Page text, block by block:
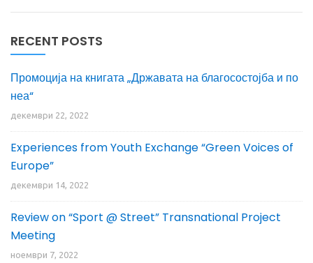
RECENT POSTS
Промоција на книгата „Државата на благосостојба и по
неа“
декември 22, 2022
Experiences from Youth Exchange “Green Voices of
Europe”
декември 14, 2022
Review on “Sport @ Street” Transnational Project
Meeting
ноември 7, 2022